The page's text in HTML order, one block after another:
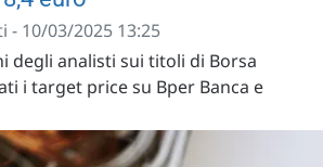
- 10/03/2025 13:25
degli analisti sui titoli di Borsa
i target price su Bper Banca e